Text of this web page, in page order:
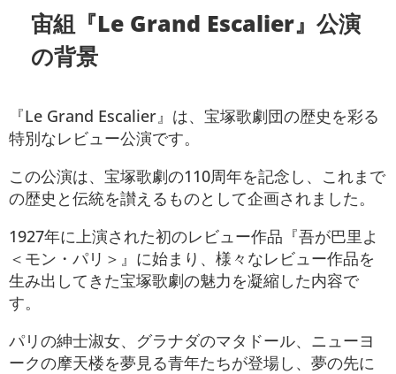
宙組『Le Grand Escalier』公演
の背景
『Le Grand Escalier』は、宝塚歌劇団の歴史を彩る
特別なレビュー公演です。
この公演は、宝塚歌劇の110周年を記念し、これまで
の歴史と伝統を讃えるものとして企画されました。
1927年に上演された初のレビュー作品『吾が巴里よ
＜モン・パリ＞』に始まり、様々なレビュー作品を
生み出してきた宝塚歌劇の魅力を凝縮した内容で
す。
パリの紳士淑女、グラナダのマタドール、ニューヨ
ークの摩天楼を夢見る青年たちが登場し、夢の先に